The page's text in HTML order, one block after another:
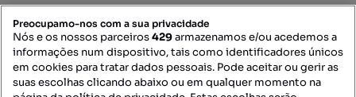
Contacte-nos
Preocupamo-nos com a sua privacidade
Nós e os nossos parceiros429armazenamos e/ou acedemos a
informações num dispositivo, tais como identificadores únicos
em cookies para tratar dados pessoais. Pode aceitar ou gerir as
suas escolhas clicando abaixo ou em qualquer momento na